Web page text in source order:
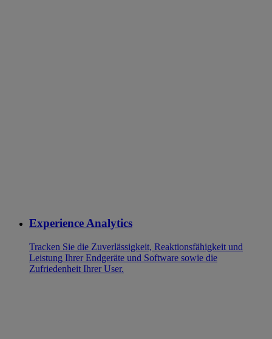
Experience Analytics
Tracken Sie die Zuverlässigkeit, Reaktionsfähigkeit und
Leistung Ihrer Endgeräte und Software sowie die
Zufriedenheit Ihrer User.